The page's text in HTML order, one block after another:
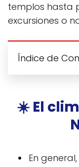
templos hasta
excursiones o
Índice de
☀️ El
En general,